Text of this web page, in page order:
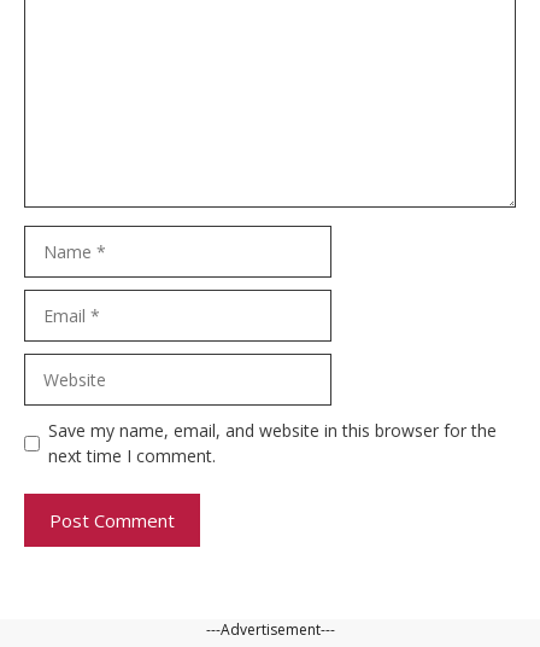
Save my name, email, and website in this browser for the
next time I comment.
---Advertisement---